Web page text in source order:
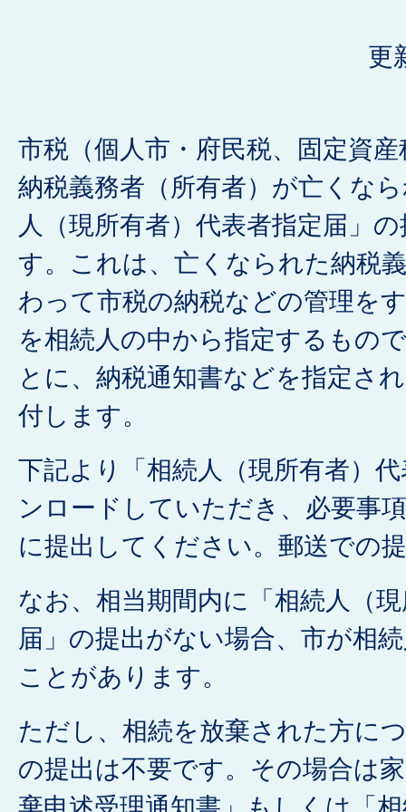
更
市税（個人市・府民税、固定資
納税義務者（所有者）が亡くな
人（現所有者）代表者指定届」
す。これは、亡くなられた納税
わって市税の納税などの管理を
を相続人の中から指定するもの
とに、納税通知書などを指定さ
付します。
下記より「相続人（現所有者）
ンロードしていただき、必要事
に提出してください。郵送での
なお、相当期間内に「相続人（
届」の提出がない場合、市が相
ことがあります。
ただし、相続を放棄された方に
の提出は不要です。その場合は